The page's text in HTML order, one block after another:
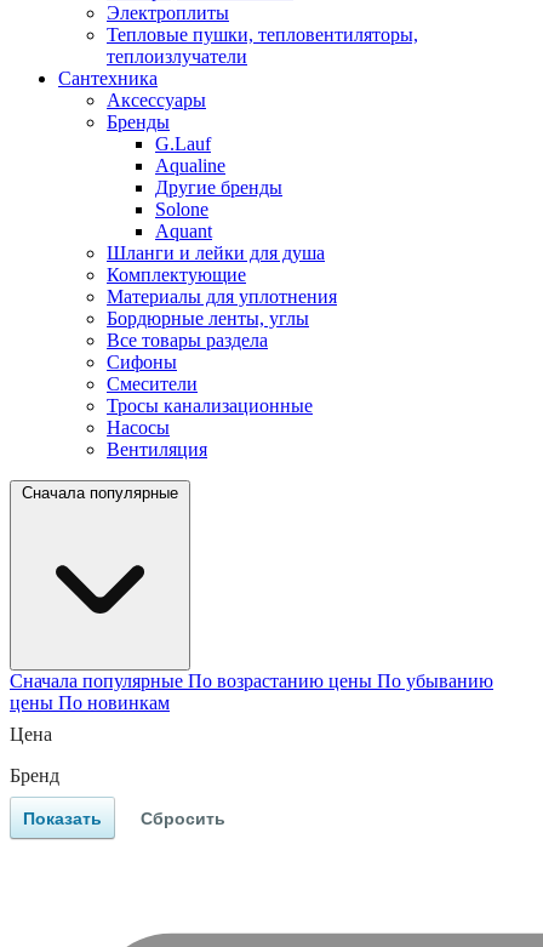
Электроплиты
Тепловые пушки, тепловентиляторы,
теплоизлучатели
Сантехника
Аксессуары
Бренды
G.Lauf
Aqualine
Другие бренды
Solone
Aquant
Шланги и лейки для душа
Комплектующие
Материалы для уплотнения
Бордюрные ленты, углы
Все товары раздела
Сифоны
Смесители
Тросы канализационные
Насосы
Вентиляция
Сначала популярные
Сначала популярные По возрастанию цены По убыванию
цены По новинкам
Цена
Бренд